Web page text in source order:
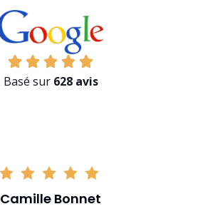
Basé sur 628 avis
Camille Bonnet